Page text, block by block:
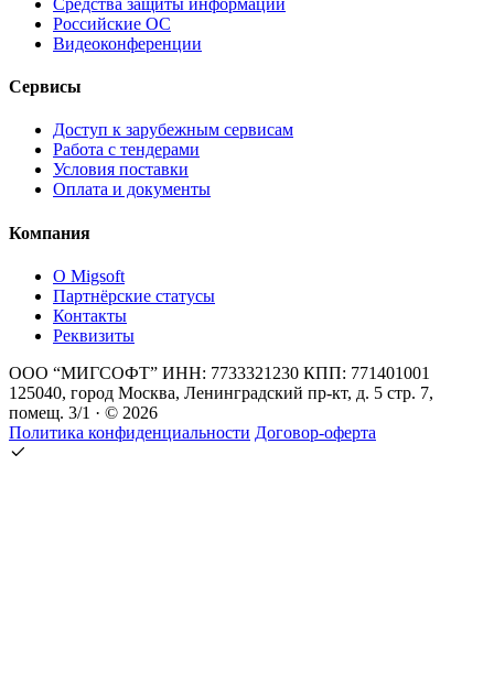
Российские ОС
Видеоконференции
Сервисы
Доступ к зарубежным сервисам
Работа с тендерами
Условия поставки
Оплата и документы
Компания
О Migsoft
Партнёрские статусы
Контакты
Реквизиты
ООО “МИГСОФТ” ИНН: 7733321230 КПП: 771401001
125040, город Москва, Ленинградский пр-кт, д. 5 стр. 7,
помещ. 3/1 · © 2026
Политика конфиденциальности Договор-оферта